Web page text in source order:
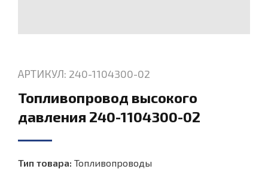
АРТИКУЛ: 240-1104300-02
Топливопровод высокого
давления 240-1104300-02
Тип товара: Топливопроводы